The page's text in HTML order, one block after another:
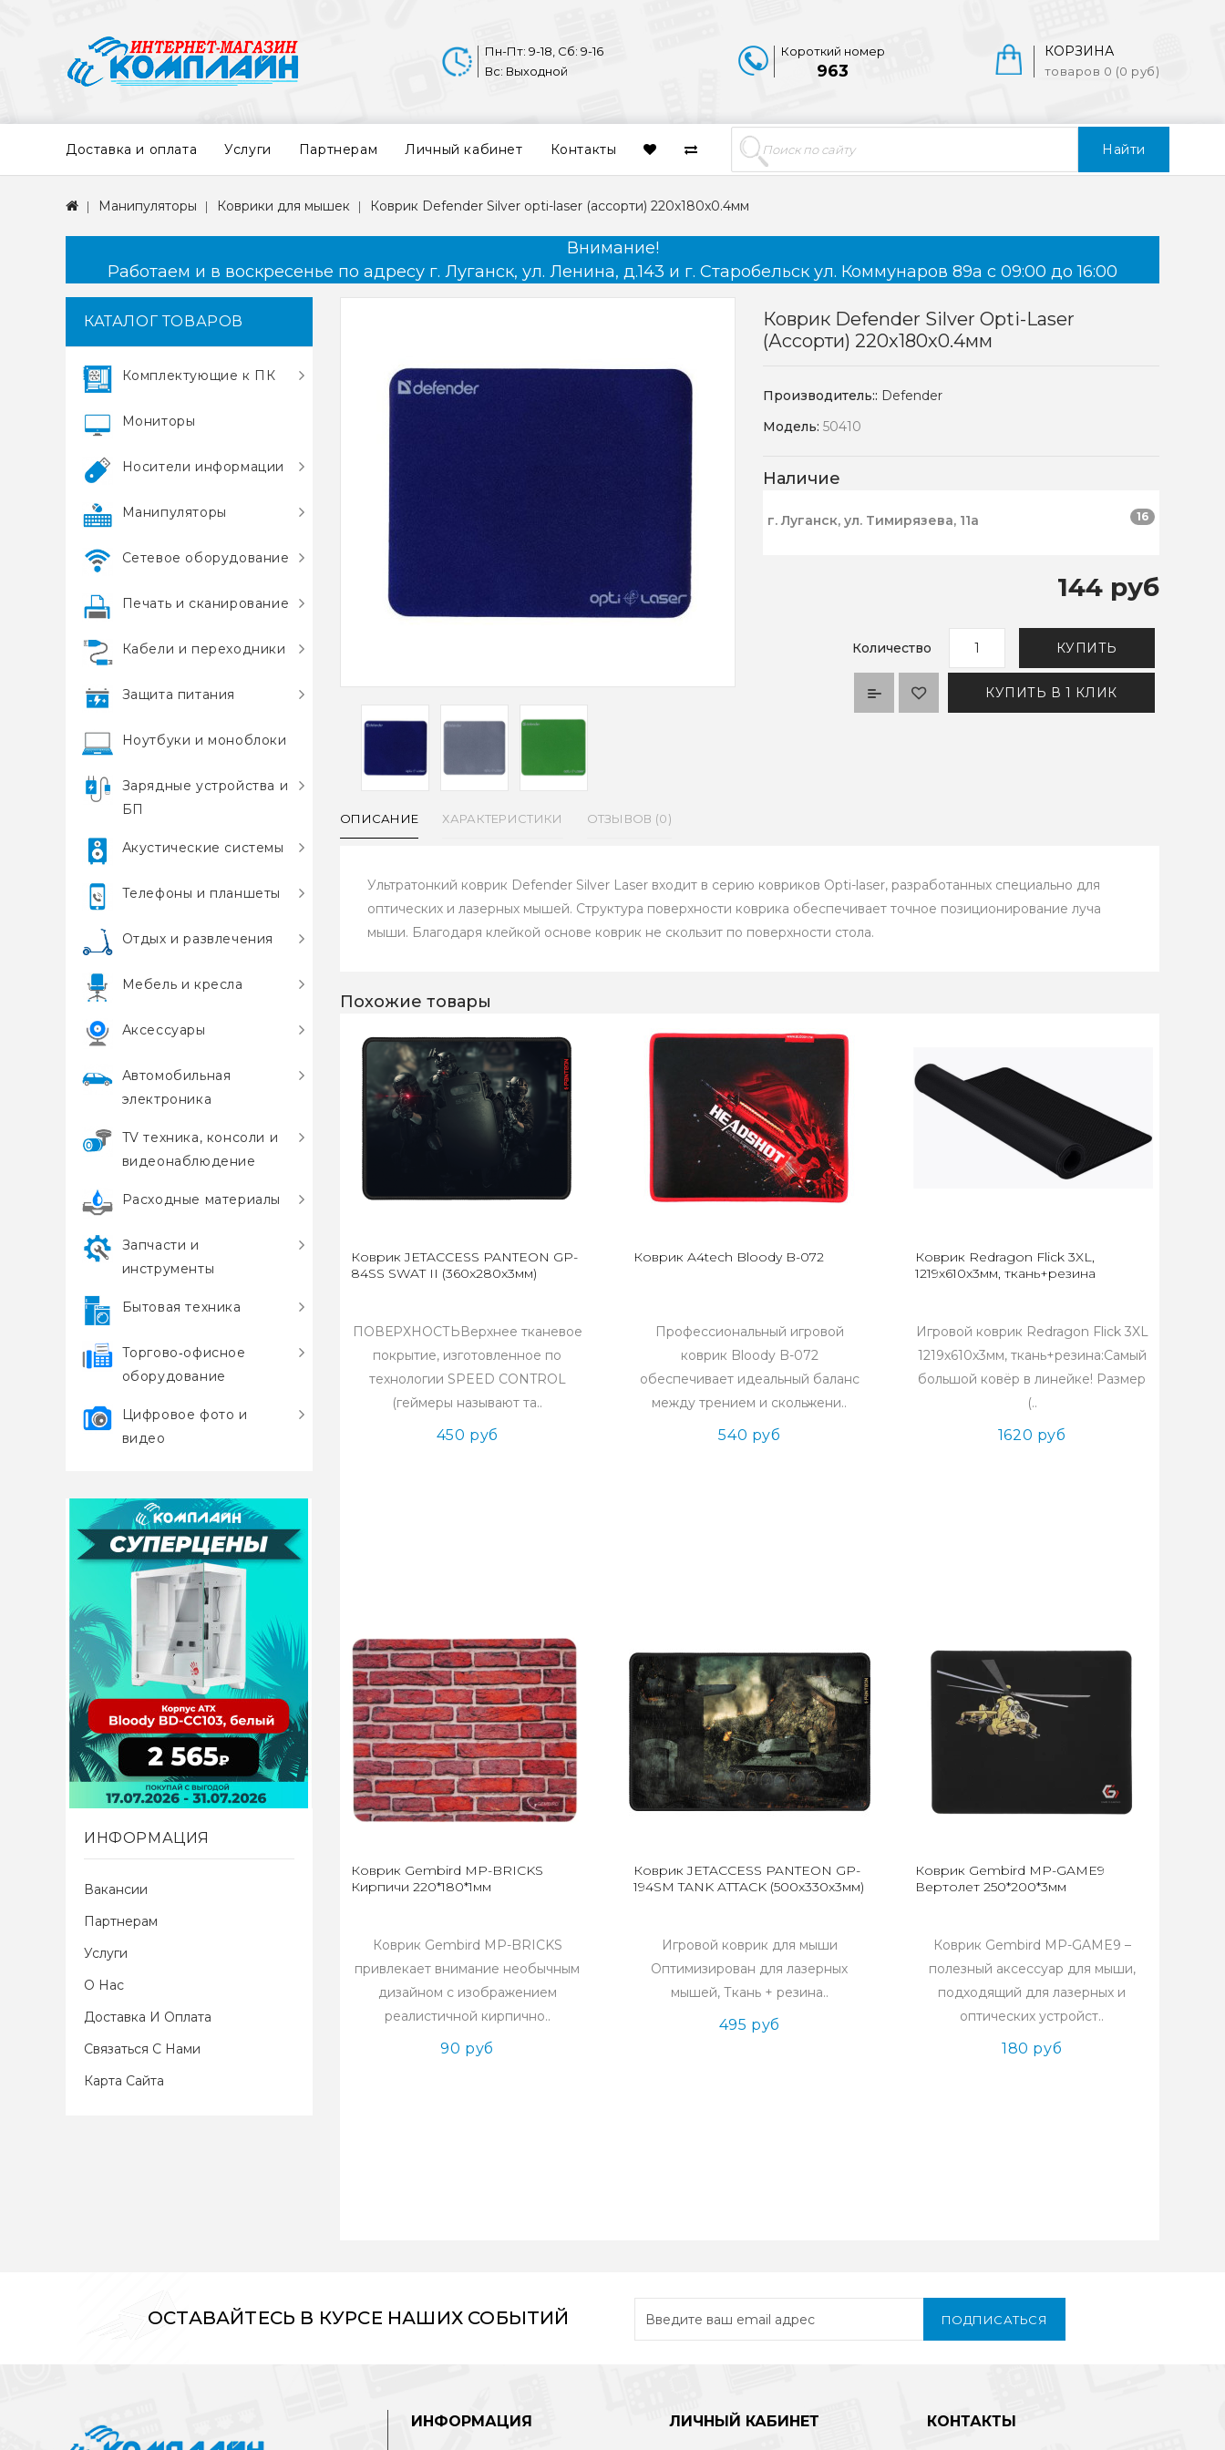
Найти
КОРЗИНА
товаров 0 (0 руб)
Короткий номер
963
Пн-Пт: 9-18, Сб: 9-16
Вс: Выходной
Доставка и оплата Услуги Партнерам Личный кабинет Контакты
Манипуляторы Коврики для мышек Коврик Defender Silver opti-laser (ассорти) 220x180x0.4мм
Внимание!
Работаем и в воскресенье по адресу г. Луганск, ул. Ленина, д.143 и г. Старобельск ул. Коммунаров 89а с 09:00 до 16:00
КАТАЛОГ ТОВАРОВ
Комплектующие к ПК
Мониторы
Носители информации
Манипуляторы
Сетевое оборудование
Печать и сканирование
Кабели и переходники
Защита питания
Ноутбуки и моноблоки
Зарядные устройства и
БП
Акустические системы
Телефоны и планшеты
Отдых и развлечения
Мебель и кресла
Аксессуары
Автомобильная
электроника
TV техника, консоли и
видеонаблюдение
Расходные материалы
Запчасти и
инструменты
Бытовая техника
Торгово‑офисное
оборудование
Цифровое фото и
видео
ИНФОРМАЦИЯ
Вакансии
Партнерам
Услуги
О Нас
Доставка И Оплата
Связаться С Нами
Карта Сайта
Коврик Defender Silver Opti-Laser
(ассорти) 220x180x0.4мм
Производитель:: Defender
Модель:50410
Наличие
г. Луганск, ул. Тимирязева, 11а 16
144 руб
Количество КУПИТЬ
КУПИТЬ В 1 КЛИК
ОПИСАНИЕ ХАРАКТЕРИСТИКИ ОТЗЫВОВ (0)
Ультратонкий коврик Defender Silver Laser входит в серию ковриков Opti-laser, разработанных специально для
оптических и лазерных мышей. Структура поверхности коврика обеспечивает точное позиционирование луча
мыши. Благодаря клейкой основе коврик не скользит по поверхности стола.
Похожие товары
Коврик JETACCESS PANTEON GP-
84SS SWAT II (360x280x3мм)
ПОВЕРХНОСТЬВерхнее тканевое
покрытие, изготовленное по
технологии SPEED CONTROL
(геймеры называют та..
450 руб
Коврик A4tech Bloody B-072
Профессиональный игровой
коврик Bloody B-072
обеспечивает идеальный баланс
между трением и скольжени..
540 руб
Коврик Redragon Flick 3XL,
1219х610х3мм, ткань+резина
Игровой коврик Redragon Flick 3XL
1219х610х3мм, ткань+резина:Самый
большой ковёр в линейке! Размер
(..
1620 руб
Коврик Gembird MP-BRICKS
Кирпичи 220*180*1мм
Коврик Gembird MP-BRICKS
привлекает внимание необычным
дизайном с изображением
реалистичной кирпично..
90 руб
Коврик JETACCESS PANTEON GP-
194SM TANK ATTACK (500x330x3мм)
Игровой коврик для мыши
Оптимизирован для лазерных
мышей, Ткань + резина..
495 руб
Коврик Gembird MP-GAME9
Вертолет 250*200*3мм
Коврик Gembird MP-GAME9 –
полезный аксессуар для мыши,
подходящий для лазерных и
оптических устройст..
180 руб
ОСТАВАЙТЕСЬ В КУРСЕ НАШИХ СОБЫТИЙ ПОДПИСАТЬСЯ
ИНФОРМАЦИЯ ЛИЧНЫЙ КАБИНЕТ КОНТАКТЫ